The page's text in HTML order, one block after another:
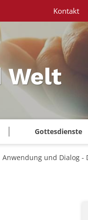
Welt
Gottesdienste
Kontakt
und Dialog -